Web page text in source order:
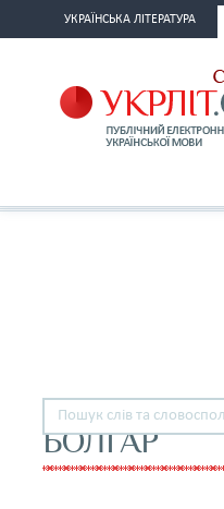
УКРАЇНСЬКА ЛІТЕРАТУРА
БОЛГАР